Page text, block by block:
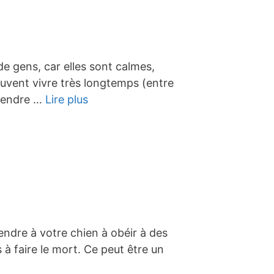
gens, car elles sont calmes,
vivre très longtemps (entre
… Lire plus
à votre chien à obéir à des
à faire le mort. Ce peut être un